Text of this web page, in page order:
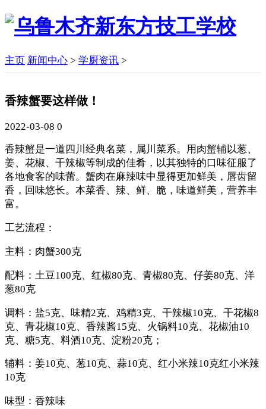
主页 新闻中心 > 学厨资讯 >
香辣蟹要这样做！
2022-03-08 0
香辣蟹是一道四川经典名菜，属川菜系。用肉蟹辅以葱、
姜、花椒、干辣椒等制成的佳肴，以其独特的口味征服了
各地食客的味蕾。蟹肉在麻辣味中显得更加鲜美，唇齿留
香，回味悠长。本菜香、辣、鲜、脆，味道鲜美，营养丰
富。
工艺流程：
主料：肉蟹300克
配料：土豆100克、红椒80克、青椒80克、仔姜80克、洋
葱80克
调料：盐5克、味精2克、鸡精3克、干辣椒10克、干花椒8
克、青花椒10克、香辣酱15克、火锅料10克、花椒油10
克、糖5克、料酒10克、淀粉20克；
辅料：姜10克、葱10克、蒜10克、红小米辣10克红小米辣
10克
味型：香辣味